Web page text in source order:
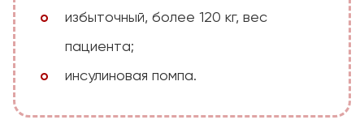
избыточный, более 120 кг, вес
пациента;
инсулиновая помпа.